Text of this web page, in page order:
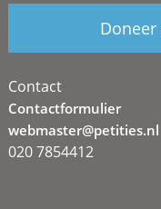
Contact
Contactformulier
webmaster@petities.nl
020 7854412